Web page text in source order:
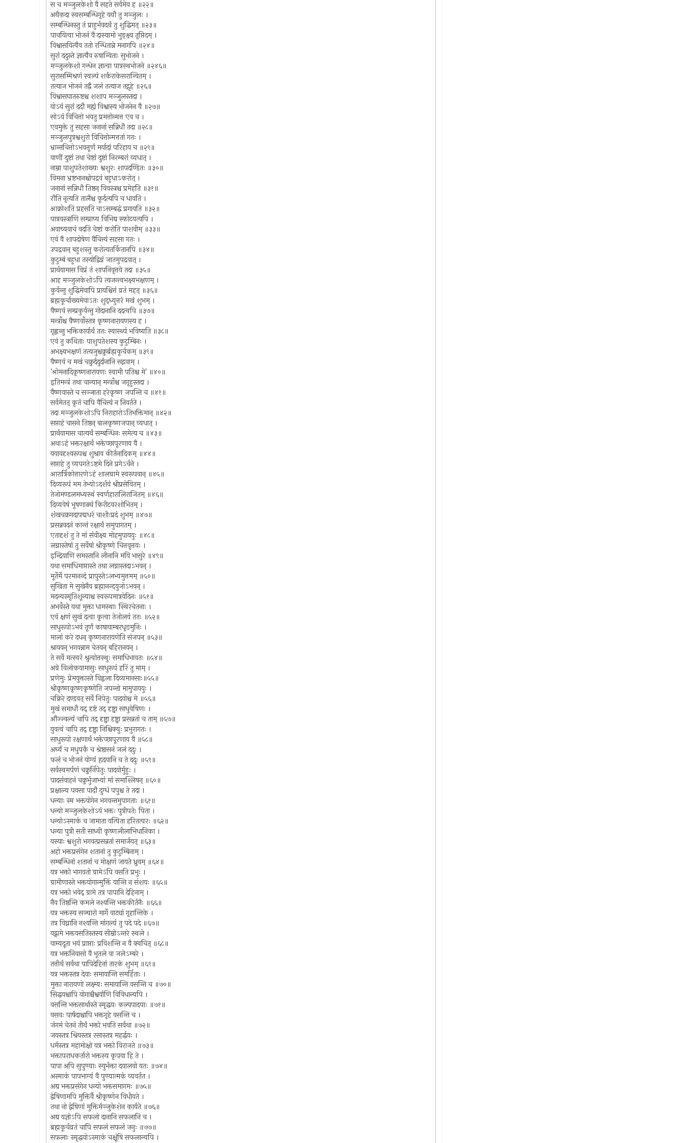
स च मञ्जुलकेशो वै सहते सर्वमेव ह ॥२२॥
अथैकदा स्वसम्बन्धिगृहे ययौ तु मञ्जुलः ।
सम्बन्धिनस्तु तं प्राहुर्भवदर्थं तु शुद्धिमत् ॥२३॥
पाचयित्वा भोजनं वै दास्यामो भुङ्क्ष्व तृप्तिदम् ।
विश्वासयित्वैव ततो रन्धितान्ने मनागपि ॥२४॥
सुरां ददुस्ते ज्ञात्वैव रुषान्विताः सुभोजने ।
मञ्जुलकेशो गन्धेन ज्ञात्वा पात्रस्थभोजने ॥२४६॥
सुरासम्मिश्रणं स्वल्पं शर्कराकेसरान्वितम् ।
तत्याज भोजनं तद्वै जलं तत्याज तद्गृहे ॥२६॥
विश्वासघातरुष्टश्च शशाप मञ्जुलस्तदा ।
योऽयं सुरां ददौ मह्यं विश्वास्य भोजनेन वै ॥२७॥
सोऽयं विचित्तो भवतु प्रमत्तोन्मत्त एव च ।
एवमुक्ते तु सहसा जनानां सन्निधौ तदा ॥२८॥
मञ्जुलपुत्रश्वशुरो विचित्तोन्मत्ततां गतः ।
भ्रान्तचित्तोऽभवत्तूर्णं मर्यादां परिहाय च ॥२९॥
वाणीं दुष्टां तथा चेष्टां दुष्टां निरम्बरां व्यधात् ।
नाम्ना पाशुपतेशाख्यः श्वशुरः शापदण्डितः ॥३०॥
विमना भ्रष्टभानश्चोपद्रवं बहुधाऽकरोत् ।
जनानां सन्निधौ तिष्ठन् विवस्त्रश्च प्रमेहति ॥३१॥
रौति नृत्यति तालैश्च कूर्दत्यपि च धावति ।
आक्रोशति प्रहसति चाऽसम्बद्धं प्रगायति ॥३२॥
पात्रवस्त्राणि सम्प्राप्य विभिद्य स्फोटयत्यपि ।
अवाच्यवाचं वदति चेष्टां करोति पाशवीम् ॥३३॥
एवं वै शापदोषेण वैचित्त्यं सहसा गतः ।
उपद्रवान् बहुशस्तु करोत्यतर्कितानपि ॥३४॥
कुटुम्बं बहुधा तस्योद्विग्नं जातमुपद्रवात् ।
प्रार्थयामास विप्रं तं शापनिवृत्तये तदा ॥३५॥
आह मञ्जुलकेशोऽपि त्यजन्त्वभक्ष्यभक्षणम् ।
कुर्वन्तु शुद्धिमेवापि प्रायश्चित्तं व्रतं महत् ॥३६॥
ब्रह्मकूर्चाख्यमेवाऽतः शुद्ध्युत्तरं मखं शुभम् ।
वैष्णवं सम्प्रकुर्वन्तु गोदानानि ददत्वपि ॥३७॥
मन्त्राँश्च वैष्णवाँस्तत्र कृष्णनारायणस्य ह ।
गृह्णन्तु भक्तिकार्यार्थं ततः स्वास्थ्यं भविष्यति ॥३८॥
एवं तु कथिताः पाशुपतेशस्य कुटुम्बिनः ।
अभक्ष्यभक्षणं तत्यजुश्चक्रुर्ब्रह्मकूर्चकम् ॥३९॥
वैष्णवं च मखं चक्रुर्ददुर्दानानि सद्गवाम् ।
'ओमनादिकृष्णनारायणः स्वामी पतिश्च मे' ॥४०॥
इतिमन्त्रं तथा चान्यान् मन्त्राँश्च जगृहुस्तदा ।
वैष्णवास्ते च सञ्जाता हरेकृष्ण जपन्ति च ॥४१॥
सर्वमेतत् कृतं चापि वैचित्त्यं न निवर्तते ।
तदा मञ्जुलकेशोऽपि निराहारोऽतिभक्तिमान् ॥४२॥
सप्ताहं चासने तिष्ठन् बालकृष्णजपान् व्यधात् ।
प्रार्थयामास चात्यर्थं सम्बन्धिनः समेत्य च ॥४३॥
अथाऽहं भक्तरक्षार्थं भक्तेच्छापूरणाय वै ।
ययावदृश्यरूपश्च शुश्राव कीर्तनादिकम् ॥४४॥
सप्ताहे तु व्यपगतेऽष्टमे दिने प्रगेऽर्चने ।
आरार्त्रिकोत्तारणेऽहं शालग्रामे स्वरूपवान् ॥४५॥
दिव्यरूपं मम तेभ्योऽदर्शयं श्रीप्रसेवितम् ।
तेजोमण्डलमध्यस्थं स्वर्णहारालिराजितम् ॥४६॥
दिव्यवेषं भूषणाढ्यं किरीटवरशोभितम् ।
शंखचक्रगदापद्मधरं चाशीःप्रदं शुभम् ॥४७॥
प्रसन्नवदनं कान्तं रक्षार्थं समुपागतम् ।
एतादृशं तु ते मां संवीक्ष्य मोहमुपाययुः ॥४८॥
लग्नास्तेषां तु सर्वेषां श्रीकृष्णे चित्तवृत्तयः ।
इन्द्रियाणि समस्तानि लीनानि मयि भासुरे ॥४९॥
यथा समाधिमाप्तास्ते तथा लग्नास्तदाऽभवन् ।
मूर्तेर्मे परमानन्दं प्रापुस्तेऽलभ्यमुत्तमम् ॥५०॥
सुखिता मे सुखेनैव ब्रह्मानन्दयुजोऽभवन् ।
मदन्यस्मृतिशून्याश्च स्वरूपमात्रवेदिनः ॥५१॥
अभवँस्ते यथा मुक्ता धामस्थाः स्थिरचेतनाः ।
एवं क्षणं सुखं दत्वा कृत्वा तेजोलयं ततः ॥५२॥
साधुरूपोऽभवं तूर्णं काषायाम्बरधृङमुनिः ।
मालां करे दधन् कृष्णनारायणेति संजपन् ॥५३॥
श्रावयन् भगवन्नाम चेतयन् बहिरानयन् ।
ते सर्वे मत्स्वरं श्रुत्वोत्तस्थुः समाधिभावतः ॥५४॥
अग्रे विलोकयामासुः साधुरूपं हरिं तु माम् ।
प्रणेमुः प्रेमयुक्तास्ते विह्वला दिव्यमानसाः॥५५॥
श्रीकृष्णकृष्णकृष्णेति जपन्तो मामुपाययुः ।
चक्रिरे दण्डवत् सर्वे निपेतुः पादयोश्च मे ॥५६॥
मुखं समाधौ यद् दृष्टं तद् दृष्ट्वा साधुवेषिणः ।
औज्ज्वल्यं चापि तद् दृष्ट्वा दृष्ट्वा प्रसन्नतां च ताम् ॥५७॥
युवत्वं चापि तद् दृष्ट्वा निश्चिक्युः प्रभुरागतः ।
साधुरूपो रक्षणार्थं भक्तेच्छापूरणाय वै ॥५८॥
अर्घ्यं च मधुपर्कं च श्रेष्ठासनं जलं ददुः ।
फलं च भोजनं योग्यं हृदयानि च ते ददुः ॥५९॥
सर्वस्वमर्पणं चक्रुर्निपेतुः पादयोर्मुहुः ।
पादसंवाहनं चक्रुर्भुजाभ्यां मां समाश्लिषन् ॥६०॥
प्रक्षाल्य पयसा पादौ दुग्धं पपुश्च ते तदा ।
धन्याः स्म भक्तयोगेन भगवन्तमुपागताः ॥६१॥
धन्यो मञ्जुलकेशोऽयं भक्तः पुत्रीपतेः पिता ।
धन्योऽस्माकं च जामाता यत्पिता हरितत्परः ॥६२॥
धन्या पुत्री सती साध्वी कृष्णलीलाभिधानिका ।
यस्याः श्वशुरो भगवत्प्रसन्नतां समार्जयत् ॥६३॥
अहो भक्तप्रसंगेन शतानां तु कुटुम्बिनाम् ।
सम्बन्धिनां शतानां च मोक्षणं जायते ध्रुवम् ॥६४॥
यत्र भक्तो भागवतो ग्रामेऽपि वसति प्रभुः ।
ग्रामीणास्ते भक्तयोगान्मुक्तिं यान्ति न संशयः ॥६५॥
यत्र भक्तो भवेद् ग्रामे तत्र पापानि देहिनाम् ।
नैव तिष्ठन्ति कमले नश्यन्ति भक्तकीर्तनैः ॥६६॥
यत्र भक्तस्य सञ्चारो मार्गे वाट्यां गृहान्तिके ।
तत्र विघ्नानि नश्यन्ति मांगल्यं तु पदे पदे ॥६७॥
यद्ग्रामे भक्तवसतिस्तस्य सीम्नोऽन्तरे स्थले ।
याम्यदूता भयं प्राप्ताः प्रविशन्ति न वै क्वचित् ॥६८॥
यत्र भक्तनिवासो वै भूतले वा जलेऽम्बरे ।
तत्तीर्थं सर्वथा पापिदेहिनां तारकं शुभम् ॥६९॥
यत्र भक्तस्तत्र देवाः समायान्ति समर्हिताः ।
मुक्ता नारायणो लक्ष्म्यः समायान्ति वसन्ति च ॥७०॥
सिद्धयश्चापि योगाश्चैश्वर्याणि विविधान्यपि ।
वसन्ति भक्तसार्थास्ते स्मृद्धयः कल्पपादपाः ॥७१॥
वसवः पार्षदाश्चापि भक्तगृहे वसन्ति च ।
जंगमं चेतनं तीर्थं भक्तो भवति सर्वथा ॥७२॥
जयस्तत्र श्रियस्तत्र रसास्तत्र महर्द्धयः ।
धर्मस्तत्र महामोक्षो यत्र भक्तो विराजते ॥७३॥
भक्तापराधकर्तारो भक्तस्य कृपया हि ते ।
पापा अपि सुपुण्याः स्युर्भक्ता दयालवो यतः ॥७४॥
अस्माकं पापभाग्यं वै पुण्यात्मकं व्यवर्तत ।
अद्य भक्तप्रसंगेन धन्यो भक्तसमागमः ॥७५॥
द्वेषिणामपि मुक्तिर्वै श्रीकृष्णेन विधीयते ।
तथा नो द्वेषिणां मुक्तिर्मञ्जुकेशेन कार्यते ॥७६॥
अद्य यज्ञोऽपि सफलो दानानि सफलानि च ।
ब्रह्मकूर्चव्रतं चापि सफलं सफलं जनुः ॥७७॥
सफलाः स्मृद्धयोऽस्माकं चक्षूंषि सफलान्यपि ।